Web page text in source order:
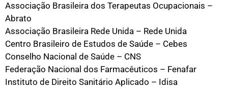
Associação Brasileira dos Terapeutas Ocupacionais –
Abrato
Associação Brasileira Rede Unida – Rede Unida
Centro Brasileiro de Estudos de Saúde – Cebes
Conselho Nacional de Saúde – CNS
Federação Nacional dos Farmacêuticos – Fenafar
Instituto de Direito Sanitário Aplicado – Idisa